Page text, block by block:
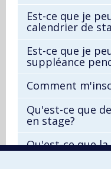
Est-ce que je
calendrier de
Est-ce que je
suppléance
Comment
Qu'est-ce que
en stage?
Qu'est-ce que
journée